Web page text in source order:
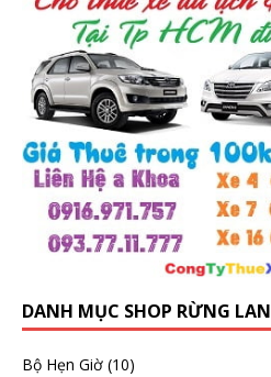
DANH MỤC SHOP RỪNG LAN
Bộ Hẹn Giờ (10)